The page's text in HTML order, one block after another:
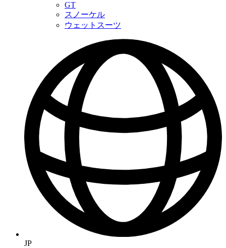
GT
スノーケル
ウェットスーツ
JP